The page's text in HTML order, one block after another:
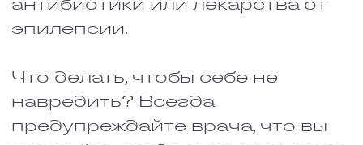
Есть даже специальные сайты,
где можно быстро проверить
правильные названия и
получите автоматический
результат через секунду. Если
всё равно сомневаетесь,